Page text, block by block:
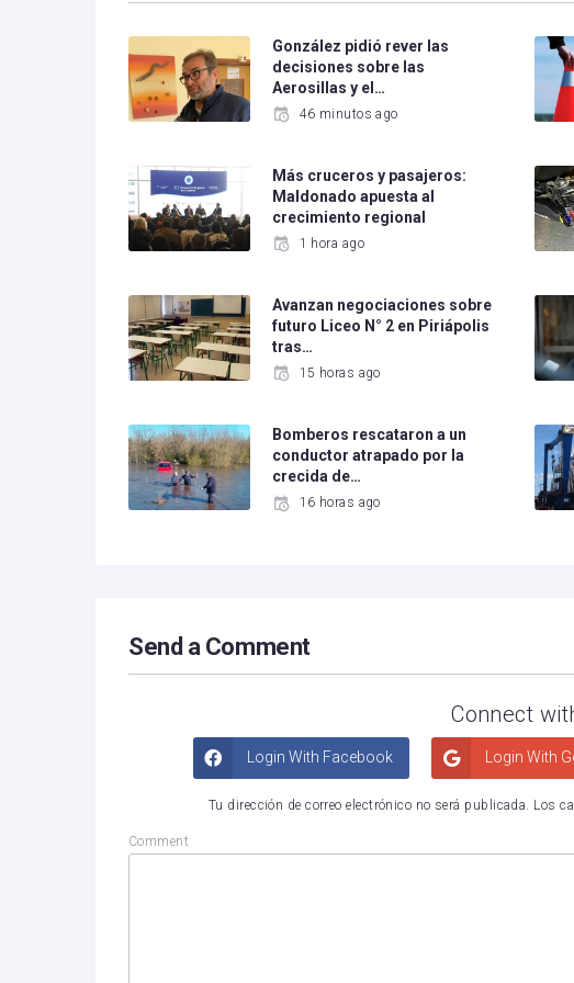
González pidió rever las
decisiones sobre las
Aerosillas y el…
46 minutos ago
Más cruceros y pasajeros:
Maldonado apuesta al
crecimiento regional
1 hora ago
Avanzan negociaciones sobre
futuro Liceo N° 2 en Piriápolis
tras…
15 horas ago
Bomberos rescataron a un
conductor atrapado por la
crecida de…
16 horas ago
Send a Comment
Connect
Login With Facebook Login With
Tu dirección de correo electrónico no será publicada. Los
Comment